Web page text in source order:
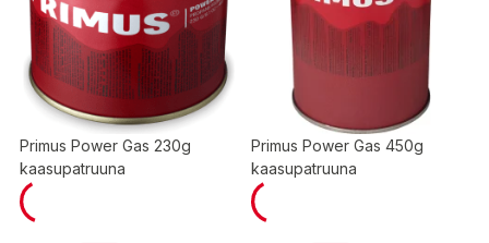
Primus Power Gas 230g
kaasupatruuna
Primus Power Gas 450g
kaasupatruuna